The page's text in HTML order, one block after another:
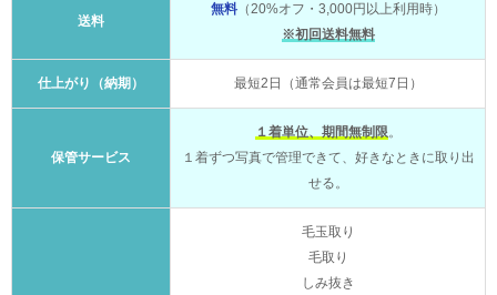
送料
無料（20%オフ・3,000円以上利用時）
※初回送料無料
仕上がり（納期） 最短2日（通常会員は最短7日）
保管サービス
１着単位、期間無制限。
１着ずつ写真で管理できて、好きなときに取り出
せる。
毛玉取り
毛取り
しみ抜き